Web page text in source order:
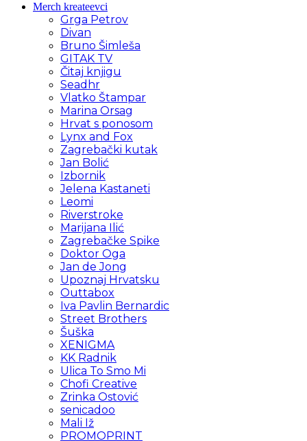
Merch kreateevci
Grga Petrov
Divan
Bruno Šimleša
GITAK TV
Čitaj knjigu
Seadhr
Vlatko Štampar
Marina Orsag
Hrvat s ponosom
Lynx and Fox
Zagrebački kutak
Jan Bolić
Izbornik
Jelena Kastaneti
Leomi
Riverstroke
Marijana Ilić
Zagrebačke Spike
Doktor Oga
Jan de Jong
Upoznaj Hrvatsku
Outtabox
Iva Pavlin Bernardic
Street Brothers
Šuška
XENIGMA
KK Radnik
Ulica To Smo Mi
Chofi Creative
Zrinka Ostović
senicadoo
Mali Iž
PROMOPRINT